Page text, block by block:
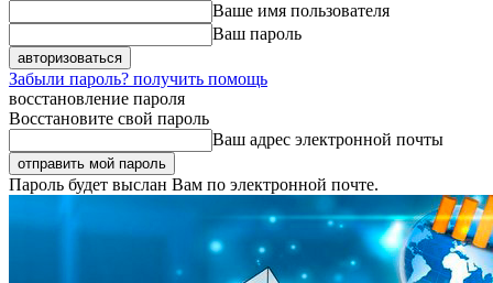
Ваше имя пользователя
Ваш пароль
Забыли пароль? получить помощь
восстановление пароля
Восстановите свой пароль
Ваш адрес электронной почты
Пароль будет выслан Вам по электронной почте.